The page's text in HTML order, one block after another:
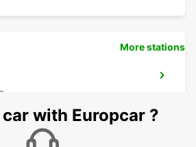
More stations
with Europcar ?